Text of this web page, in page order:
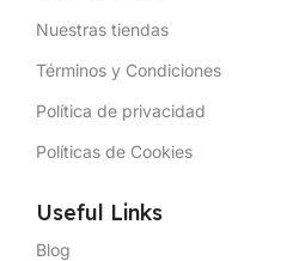
Nuestras tiendas
Términos y Condiciones
Política de privacidad
Políticas de Cookies
Useful Links
Blog